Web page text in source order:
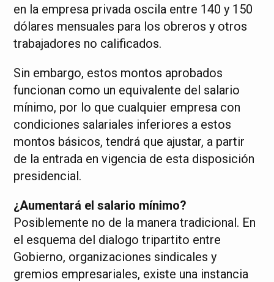
en la empresa privada oscila entre 140 y 150
dólares mensuales para los obreros y otros
trabajadores no calificados.
Sin embargo, estos montos aprobados
funcionan como un equivalente del salario
mínimo, por lo que cualquier empresa con
condiciones salariales inferiores a estos
montos básicos, tendrá que ajustar, a partir
de la entrada en vigencia de esta disposición
presidencial.
¿Aumentará el salario mínimo?
Posiblemente no de la manera tradicional. En
el esquema del dialogo tripartito entre
Gobierno, organizaciones sindicales y
gremios empresariales, existe una instancia